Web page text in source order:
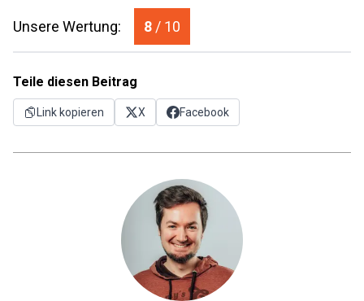
Unsere Wertung: 8 / 10
Teile diesen Beitrag
Link kopieren X Facebook